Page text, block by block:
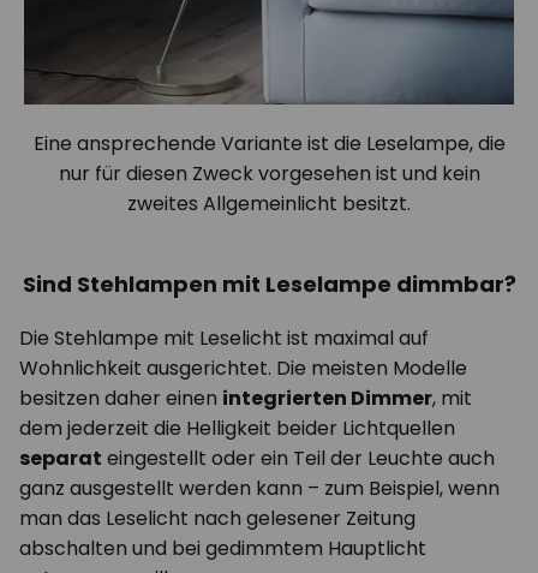
Eine ansprechende Variante ist die Leselampe, die
nur für diesen Zweck vorgesehen ist und kein
zweites Allgemeinlicht besitzt.
Sind Stehlampen mit Leselampe dimmbar?
Die Stehlampe mit Leselicht ist maximal auf
Wohnlichkeit ausgerichtet. Die meisten Modelle
besitzen daher einen integrierten Dimmer, mit
dem jederzeit die Helligkeit beider Lichtquellen
separat eingestellt oder ein Teil der Leuchte auch
ganz ausgestellt werden kann – zum Beispiel, wenn
man das Leselicht nach gelesener Zeitung
abschalten und bei gedimmtem Hauptlicht